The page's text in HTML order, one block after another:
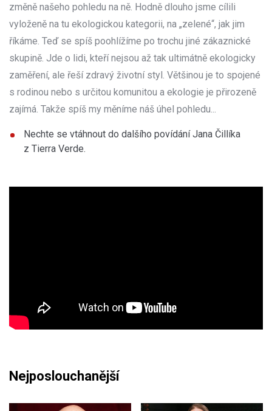
změně našeho pohledu na ně. Hodně dlouho jsme cílili
vyloženě na tu ekologickou kategorii, na „zelené“, jak jim
říkáme. Teď se spíš poohlížíme po trochu jiné zákaznické
skupině. Jde o lidi, kteří nejsou až tak ultimátně ekologicky
zaměření, ale řeší zdravý životní styl. Většinou je to spojené
s rodinou nebo s určitou komunitou a ekologie je přirozeně
zajímá. Takže spíš my měníme náš úhel pohledu...
Nechte se vtáhnout do dalšího povídání Jana Čillíka
z Tierra Verde.
Nejposlouchanější